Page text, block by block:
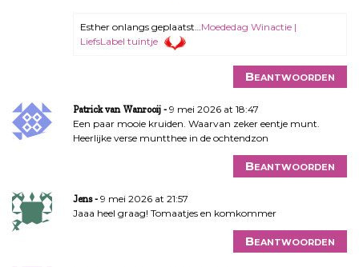
Esther onlangs geplaatst… Moededag Winactie |
LiefsLabel tuintje
Beantwoorden
Patrick van Wanrooij
9 mei 2026 at 18:47
Een paar mooie kruiden. Waarvan zeker eentje munt.
Heerlijke verse muntthee in de ochtendzon
Beantwoorden
Jens
9 mei 2026 at 21:57
Jaaa heel graag! Tomaatjes en komkommer
Beantwoorden